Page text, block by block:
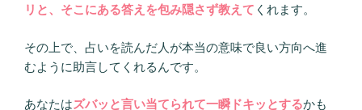
リと、そこにある答えを包み隠さず教えて くれます。
その上で、占いを読んだ人が本当の意味で良い方向へ進
むように助言してくれるんです。
あなたはズバッと言い当てられて一瞬ドキッとするかも